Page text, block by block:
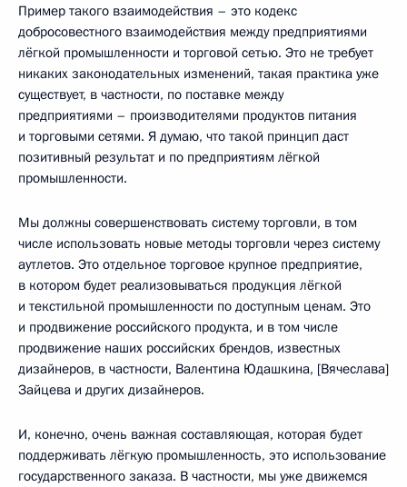
Пример такого взаимодействия – это кодекс
добросовестного взаимодействия между предприятиями
лёгкой промышленности и торговой сетью. Это не требует
никаких законодательных изменений, такая практика уже
существует, в частности, по поставке между
предприятиями – производителями продуктов питания
и торговыми сетями. Я думаю, что такой принцип даст
позитивный результат и по предприятиям лёгкой
промышленности.
Мы должны совершенствовать систему торговли, в том
числе использовать новые методы торговли через систему
аутлетов. Это отдельное торговое крупное предприятие,
в котором будет реализовываться продукция лёгкой
и текстильной промышленности по доступным ценам. Это
и продвижение российского продукта, и в том числе
продвижение наших российских брендов, известных
дизайнеров, в частности, Валентина Юдашкина, [Вячеслава]
Зайцева и других дизайнеров.
И, конечно, очень важная составляющая, которая будет
поддерживать лёгкую промышленность, это использование
государственного заказа. В частности, мы уже движемся